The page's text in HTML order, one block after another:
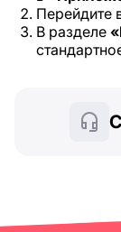
Перейдите
В разделе